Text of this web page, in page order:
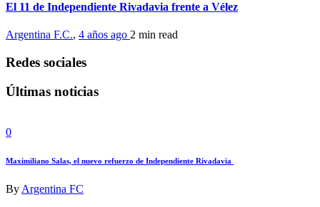
El 11 de Independiente Rivadavia frente a Vélez
Argentina F.C., 4 años ago 2 min read
Redes sociales
Últimas noticias
0
Maximiliano Salas, el nuevo refuerzo de Independiente Rivadavia
By Argentina FC